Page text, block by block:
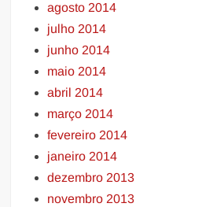
agosto 2014
julho 2014
junho 2014
maio 2014
abril 2014
março 2014
fevereiro 2014
janeiro 2014
dezembro 2013
novembro 2013